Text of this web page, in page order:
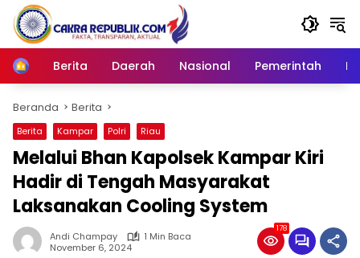
Langsung
konten
Home
Berita Daerah Nasional Pemerintah
Beranda Berita
Berita Kampar Polri Riau
Melalui Bhan Kapolsek Kampar Kiri
Hadir di Tengah Masyarakat
Laksanakan Cooling System
Andi Champay
1 Min Baca
November 6, 2024
178